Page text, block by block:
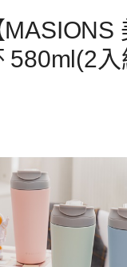
580ml(2入